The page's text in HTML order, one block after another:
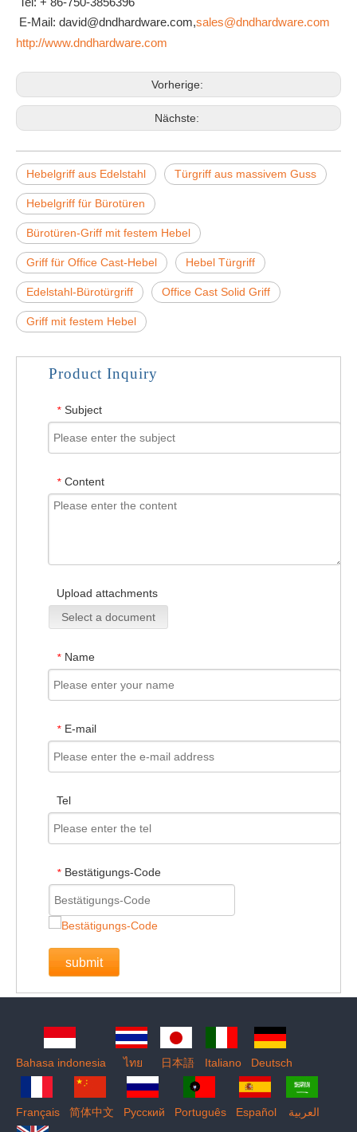
E-Mail: david@dndhardware.com,sales@dndhardware.com
http://www.dndhardware.com
Vorherige:
Nächste:
Hebelgriff aus Edelstahl Türgriff aus massivem Guss
Hebelgriff für Bürotüren
Bürotüren-Griff mit festem Hebel
Griff für Office Cast-Hebel Hebel Türgriff
Edelstahl-Bürotürgriff Office Cast Solid Griff
Griff mit festem Hebel
Product Inquiry
* Subject
* Content
Upload attachments
Select a document
* Name
* E-mail
Tel
* Bestätigungs-Code
submit
Bahasa indonesia ไทย 日本語 Italiano Deutsch
Français 简体中文 Pусский Português Español العربية